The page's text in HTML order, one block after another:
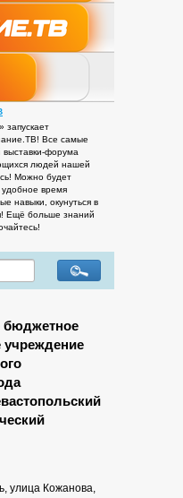
запускает
Все самые
форума
людей нашей
Можно будет
удобное время
навыки, окунуться в
Ещё больше знаний
бюджетное
учреждение
улица Кожанова,